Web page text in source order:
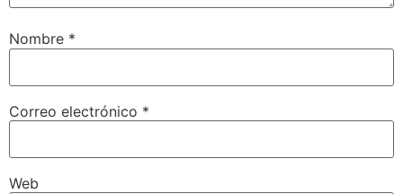
Nombre *
Correo electrónico *
Web